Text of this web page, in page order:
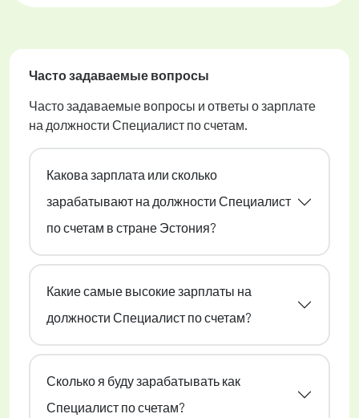
Часто задаваемые вопросы
Часто задаваемые вопросы и ответы о зарплате
на должности Специалист по счетам.
Какова зарплата или сколько
зарабатывают на должности Специалист
по счетам в стране Эстония?
Какие самые высокие зарплаты на
должности Специалист по счетам?
Сколько я буду зарабатывать как
Специалист по счетам?